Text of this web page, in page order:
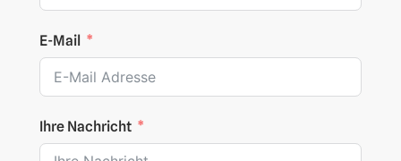
E-Mail
Ihre Nachricht